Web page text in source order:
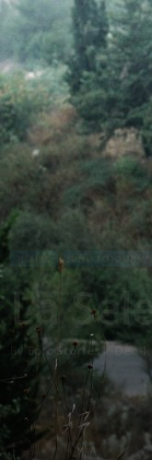
RELIRE
La
By Epic Stories- Déc